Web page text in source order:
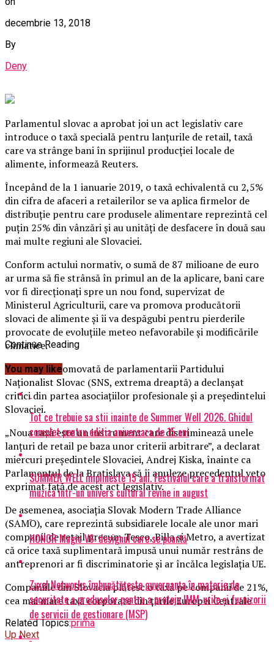
decembrie 13, 2018
By
Deny
Parlamentul slovac a aprobat joi un act legislativ care
introduce o taxă specială pentru lanţurile de retail, taxă
care va strânge bani în sprijinul producţiei locale de
alimente, informează Reuters.
Începând de la 1 ianuarie 2019, o taxă echivalentă cu 2,5%
din cifra de afaceri a retailerilor se va aplica firmelor de
distribuţie pentru care produsele alimentare reprezintă cel
puţin 25% din vânzări şi au unităţi de desfacere în două sau
mai multe regiuni ale Slovaciei.
Conform actului normativ, o sumă de 87 milioane de euro
ar urma să fie strânsă în primul an de la aplicare, bani care
vor fi direcţionaţi spre un nou fond, supervizat de
Ministerul Agriculturii, care va promova producătorii
slovaci de alimente şi îi va despăgubi pentru pierderile
provocate de evoluţiile meteo nefavorabile şi modificările
climatice.
Însă legea promovată de parlamentarii Partidului
Naţionalist Slovac (SNS, extrema dreaptă) a declanşat
critici din partea asociaţiilor profesionale şi a preşedintelui
Slovaciei.
„Noua taxă este un instrument care discriminează unele
lanţuri de retail pe baza unor criterii arbitrare”, a declarat
miercuri preşedintele Slovaciei, Andrej Kiska, înainte ca
Parlamentul de la Bratislava să îi anuleze precedentul veto
exprimat faţă de acest act legislativ.
De asemenea, asociaţia Slovak Modern Trade Alliance
(SAMO), care reprezintă subsidiarele locale ale unor mari
companii de retail precum Tesco, Billa şi Metro, a avertizat
că orice taxă suplimentară impusă unui număr restrâns de
antreprenori ar fi discriminatorie şi ar încălca legislaţia UE.
Companiile din Slovacia plătesc o taxă pe companii de 21%,
cea mai mare taxă corporate din ţările Europei Centrale
Related Topics:prima
Up Next
Continue Reading
You may like
Tot ce trebuie sa stii inainte de Summer Well 2026. Ghidul
complet pentru editia aniversara de 15 ani
SUMMER WELL implineste 15 ani. Festivalul care a transformat
muzica intr-un univers cultural revine in august
HONOR Magic V6: designul care se poartă
Zyxel Networks îmbunătățește guvernanța în materie de
securitate a produselor pentru a proteja IMM-urile și furnizorii
de servicii de gestionare (MSP)